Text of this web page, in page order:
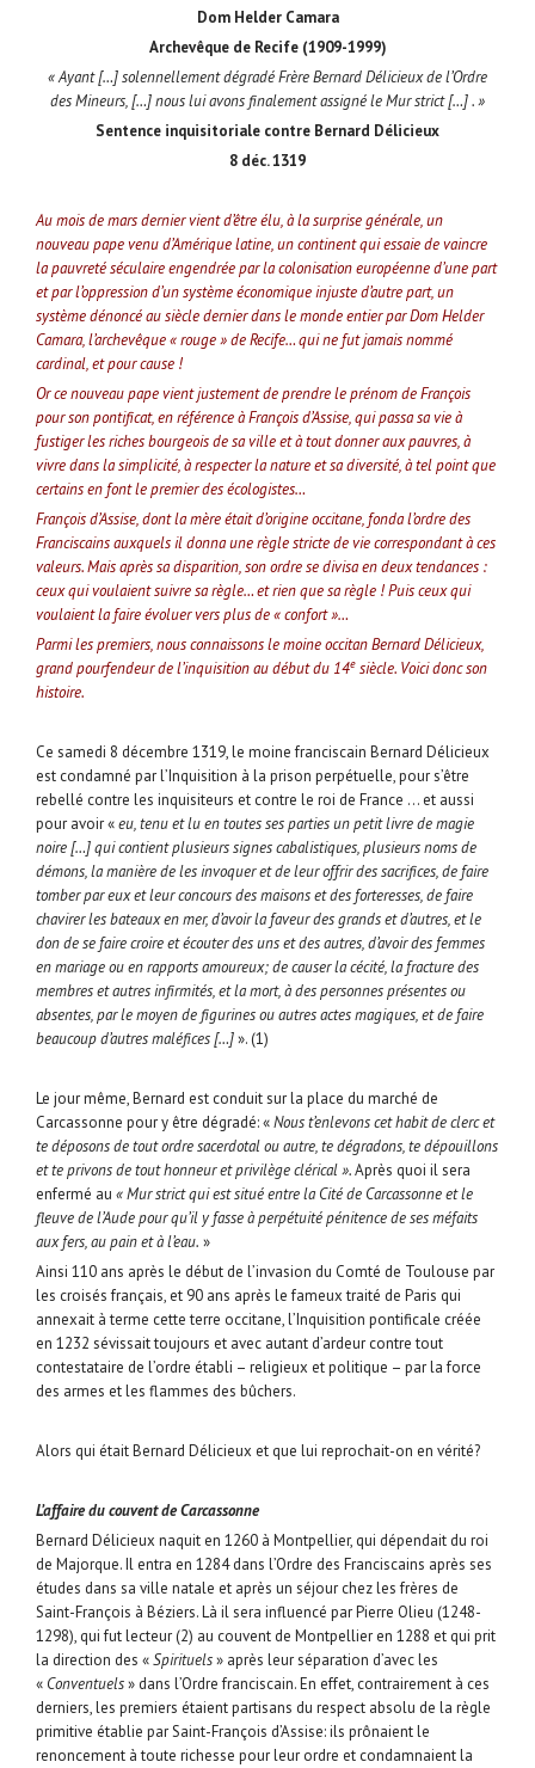
Dom Helder Camara
Archevêque de Recife (1909-1999)
« Ayant […] solennellement dégradé Frère Bernard Délicieux de l’Ordre
des Mineurs, […] nous lui avons finalement assigné le Mur strict […] . »
Sentence inquisitoriale contre Bernard Délicieux
8 déc. 1319
Au mois de mars dernier vient d’être élu, à la surprise générale, un
nouveau pape venu d’Amérique latine, un continent qui essaie de vaincre
la pauvreté séculaire engendrée par la colonisation européenne d’une part
et par l’oppression d’un système économique injuste d’autre part, un
système dénoncé au siècle dernier dans le monde entier par Dom Helder
Camara, l’archevêque « rouge » de Recife… qui ne fut jamais nommé
cardinal, et pour cause !
Or ce nouveau pape vient justement de prendre le prénom de François
pour son pontificat, en référence à François d’Assise, qui passa sa vie à
fustiger les riches bourgeois de sa ville et à tout donner aux pauvres, à
vivre dans la simplicité, à respecter la nature et sa diversité, à tel point que
certains en font le premier des écologistes…
François d’Assise, dont la mère était d’origine occitane, fonda l’ordre des
Franciscains auxquels il donna une règle stricte de vie correspondant à ces
valeurs. Mais après sa disparition, son ordre se divisa en deux tendances :
ceux qui voulaient suivre sa règle… et rien que sa règle ! Puis ceux qui
voulaient la faire évoluer vers plus de « confort »…
Parmi les premiers, nous connaissons le moine occitan Bernard Délicieux,
grand pourfendeur de l’inquisition au début du 14e siècle. Voici donc son
histoire.
Ce samedi 8 décembre 1319, le moine franciscain Bernard Délicieux
est condamné par l’Inquisition à la prison perpétuelle, pour s’être
rebellé contre les inquisiteurs et contre le roi de France … et aussi
pour avoir «eu, tenu et lu en toutes ses parties un petit livre de magie
noire […] qui contient plusieurs signes cabalistiques, plusieurs noms de
démons, la manière de les invoquer et de leur offrir des sacrifices, de faire
tomber par eux et leur concours des maisons et des forteresses, de faire
chavirer les bateaux en mer, d’avoir la faveur des grands et d’autres, et le
don de se faire croire et écouter des uns et des autres, d’avoir des femmes
en mariage ou en rapports amoureux; de causer la cécité, la fracture des
membres et autres infirmités, et la mort, à des personnes présentes ou
absentes, par le moyen de figurines ou autres actes magiques, et de faire
beaucoup d’autres maléfices […]». (1)
Le jour même, Bernard est conduit sur la place du marché de
Carcassonne pour y être dégradé: «Nous t’enlevons cet habit de clerc et
te déposons de tout ordre sacerdotal ou autre, te dégradons, te dépouillons
et te privons de tout honneur et privilège clérical ».Après quoi il sera
enfermé au « Mur strict qui est situé entre la Cité de Carcassonne et le
fleuve de l’Aude pour qu’il y fasse à perpétuité pénitence de ses méfaits
aux fers, au pain et à l’eau. »
Ainsi 110 ans après le début de l’invasion du Comté de Toulouse par
les croisés français, et 90 ans après le fameux traité de Paris qui
annexait à terme cette terre occitane, l’Inquisition pontificale créée
en 1232 sévissait toujours et avec autant d’ardeur contre tout
contestataire de l’ordre établi – religieux et politique – par la force
des armes et les flammes des bûchers.
Alors qui était Bernard Délicieux et que lui reprochait-on en vérité?
L’affaire du couvent de Carcassonne
Bernard Délicieux naquit en 1260 à Montpellier, qui dépendait du roi
de Majorque. Il entra en 1284 dans l’Ordre des Franciscains après ses
études dans sa ville natale et après un séjour chez les frères de
Saint-François à Béziers. Là il sera influencé par Pierre Olieu (1248-
1298), qui fut lecteur (2) au couvent de Montpellier en 1288 et qui prit
la direction des «Spirituels» après leur séparation d’avec les
« Conventuels» dans l’Ordre franciscain. En effet, contrairement à ces
derniers, les premiers étaient partisans du respect absolu de la règle
primitive établie par Saint-François d’Assise: ils prônaient le
renoncement à toute richesse pour leur ordre et condamnaient la